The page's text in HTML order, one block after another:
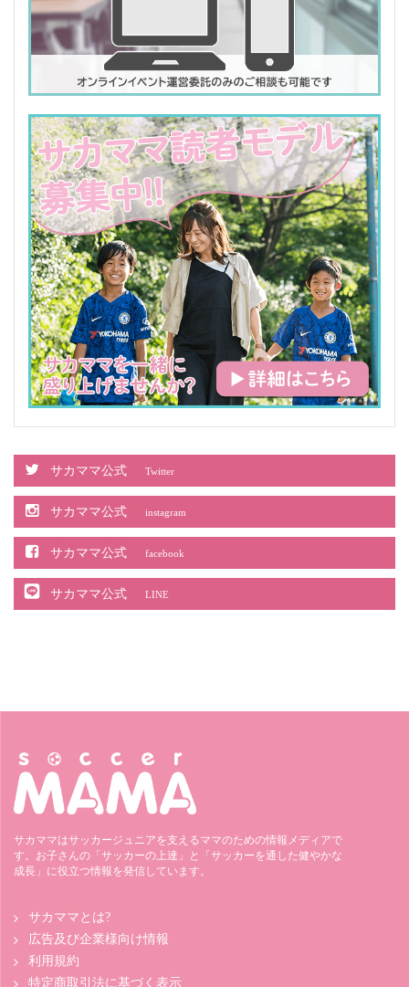
サカママ公式 Twitter
サカママ公式 instagram
サカママ公式 facebook
サカママ公式 LINE
サカママはサッカージュニアを支えるママのための情報メディアで
す。お子さんの「サッカーの上達」と「サッカーを通した健やかな
成長」に役立つ情報を発信しています。
サカママとは?
広告及び企業様向け情報
利用規約
特定商取引法に基づく表示